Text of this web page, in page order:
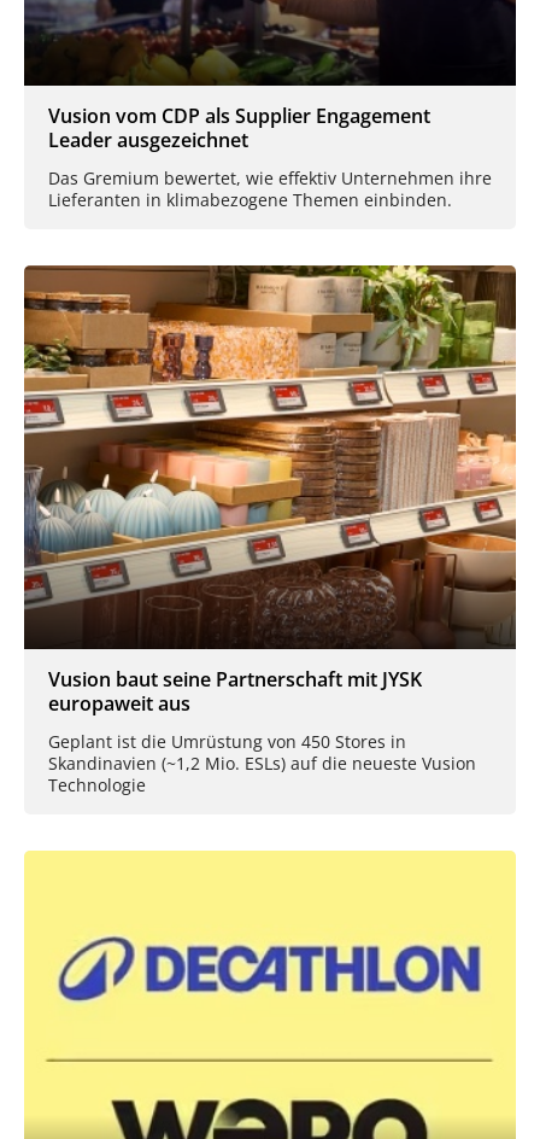
Vusion vom CDP als Supplier Engagement
Leader ausgezeichnet
Das Gremium bewertet, wie effektiv Unternehmen ihre
Lieferanten in klimabezogene Themen einbinden.
Vusion baut seine Partnerschaft mit JYSK
europaweit aus
Geplant ist die Umrüstung von 450 Stores in
Skandinavien (~1,2 Mio. ESLs) auf die neueste Vusion
Technologie